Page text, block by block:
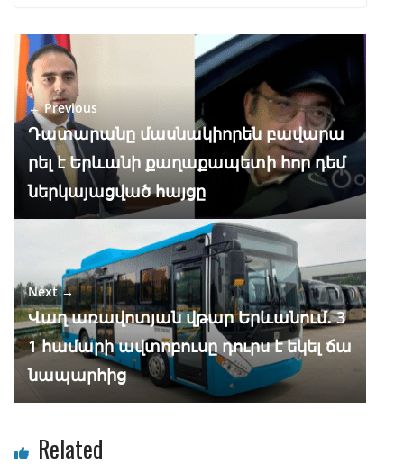
e
b
o
o
k
e
gr
a
m
at
A
p
p
k
e
dI
n
ar
e
← Previous
Դատարանը մասնակիորեն բավարա
րել է Երևանի քաղաքապետի հոր դեմ
ներկայացված հայցը
Next →
Վաղ առավոտյան վթար Երևանում․ 3
1 համարի ավտոբուսը դուրս է եկել ճա
նապարհից
Related